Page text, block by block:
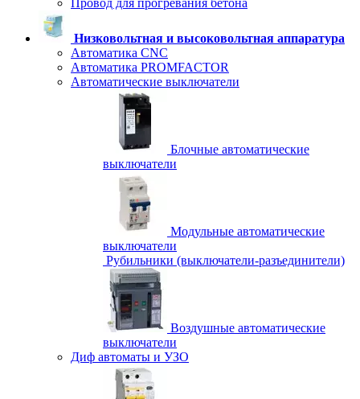
Провод для прогревания бетона
Низковольтная и высоковольтная аппаратура
Автоматика CNC
Автоматика PROMFACTOR
Автоматические выключатели
Блочные автоматические
выключатели
Модульные автоматические
выключатели
Рубильники (выключатели-разъединители)
Воздушные автоматические
выключатели
Диф автоматы и УЗО